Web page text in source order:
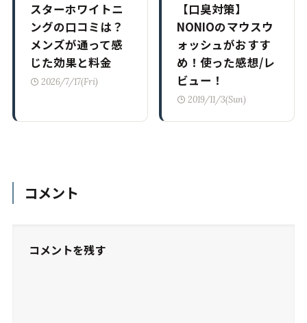
スターホワイトニ
ングの口コミは？
メンズが通って感
じた効果と料金
2026/7/17(Fri)
【口臭対策】
NONIOのマウスウ
ォッシュがおすす
め！使った感想/レ
ビュー！
2019/11/3(Sun)
コメント
コメントを残す